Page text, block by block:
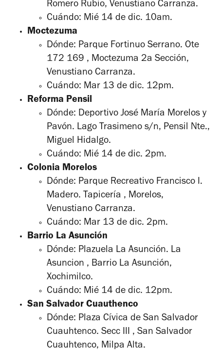
Romero Rubio, Venustiano Carranza.
Cuándo: Mié 14 de dic. 10am.
Moctezuma
Dónde: Parque Fortinuo Serrano. Ote
172 169 , Moctezuma 2a Sección,
Venustiano Carranza.
Cuándo: Mar 13 de dic. 12pm.
Reforma Pensil
Dónde: Deportivo José María Morelos y
Pavón. Lago Trasimeno s/n, Pensil Nte.,
Miguel Hidalgo.
Cuándo: Mié 14 de dic. 2pm.
Colonia Morelos
Dónde: Parque Recreativo Francisco I.
Madero. Tapicería , Morelos,
Venustiano Carranza.
Cuándo: Mar 13 de dic. 2pm.
Barrio La Asunción
Dónde: Plazuela La Asunción. La
Asuncion , Barrio La Asunción,
Xochimilco.
Cuándo: Mié 14 de dic. 12pm.
San Salvador Cuauthenco
Dónde: Plaza Cívica de San Salvador
Cuauhtenco. Secc III , San Salvador
Cuauhtenco, Milpa Alta.